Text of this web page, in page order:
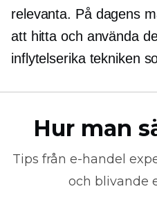
relevanta. På dagens
att hitta och använda
inflytelserika tekniken
Hur man
Tips från e-handel
och blivande